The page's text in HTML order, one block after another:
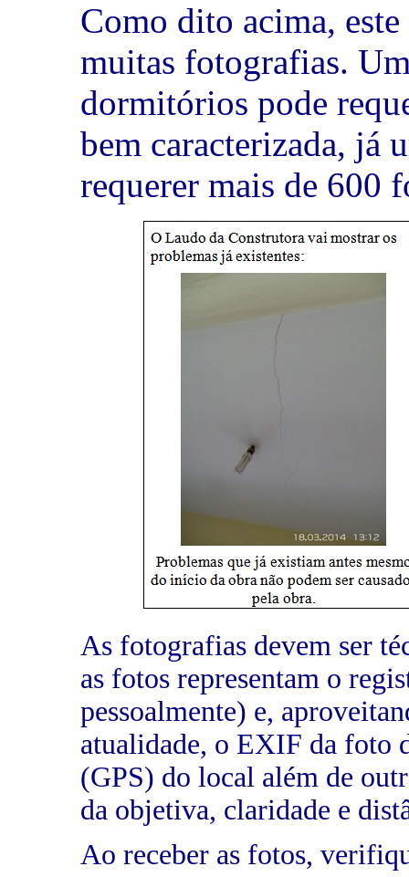
Como dito acima,
muitas fotografias.
dormitórios pode
bem caracterizada, já
requerer mais de 600
As fotografias devem ser
as fotos representam o
pessoalmente) e,
atualidade, o EXIF da foto
(GPS) do local além de
da objetiva, claridade e
Ao receber as fotos,